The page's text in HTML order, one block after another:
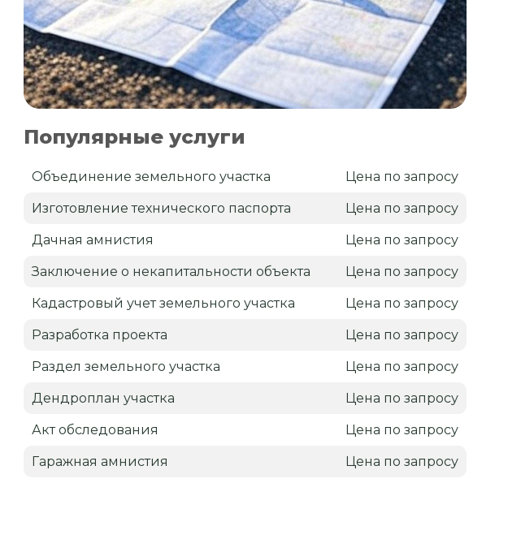
Популярные услуги
Объединение земельного участка Цена по запросу
Изготовление технического паспорта Цена по запросу
Дачная амнистия Цена по запросу
Заключение о некапитальности объекта Цена по запросу
Кадастровый учет земельного участка Цена по запросу
Разработка проекта Цена по запросу
Раздел земельного участка Цена по запросу
Дендроплан участка Цена по запросу
Акт обследования Цена по запросу
Гаражная амнистия Цена по запросу